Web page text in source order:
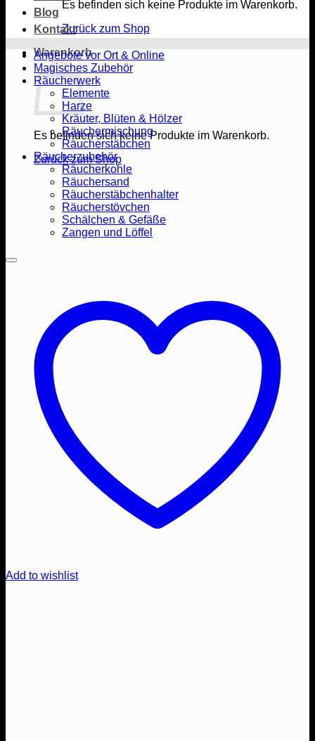
Es befinden sich keine Produkte im Warenkorb.
Zurück zum Shop
Warenkorb
Es befinden sich keine Produkte im Warenkorb.
Zurück zum Shop
Blog
Kontakt
Angebote vor Ort & Online
Magisches Zubehör
Räucherwerk
Elemente
Harze
Kräuter, Blüten & Hölzer
Räuchermischung
Räucherstäbchen
Räucherzubehör
Räucherkohle
Räuchersand
Räucherstäbchenhalter
Räucherstövchen
Schälchen & Gefäße
Zangen und Löffel
Add to wishlist